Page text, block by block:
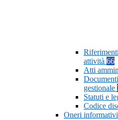
attività 66
Atti
gestionale
Statuti e
Codice
Oneri